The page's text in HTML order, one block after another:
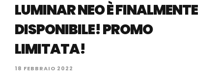
LUMINAR NEO È FINALMENTE
DISPONIBILE! PROMO
LIMITATA!
18 FEBBRAIO 2022